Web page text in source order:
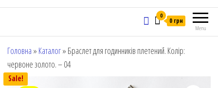
Menu
0
0 грн
Головна » Каталог» Браслет для годинників плетений. Колір:
червоне золото. – 04
Sale!